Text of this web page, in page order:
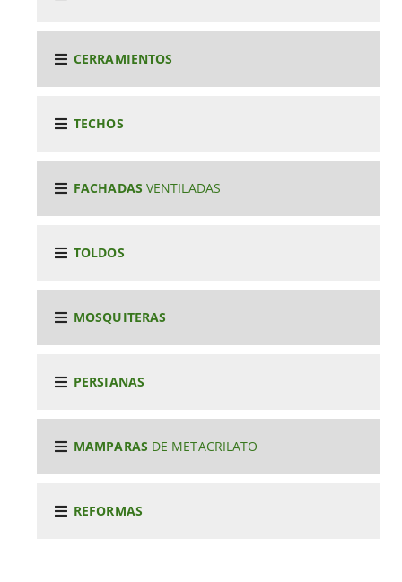
CERRAMIENTOS
TECHOS
FACHADAS VENTILADAS
TOLDOS
MOSQUITERAS
PERSIANAS
MAMPARAS DE METACRILATO
REFORMAS